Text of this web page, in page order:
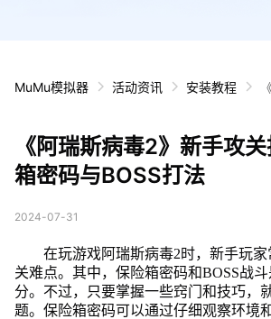
MuMu模拟器 活动资讯 安装教程
《阿瑞斯病毒2》新手攻
箱密码与BOSS打法
2024-07-31
在玩游戏阿瑞斯病毒2时，新手玩
关难点。其中，保险箱密码和BOSS战
分。不过，只要掌握一些窍门和技巧，
题。保险箱密码可以通过仔细观察环境